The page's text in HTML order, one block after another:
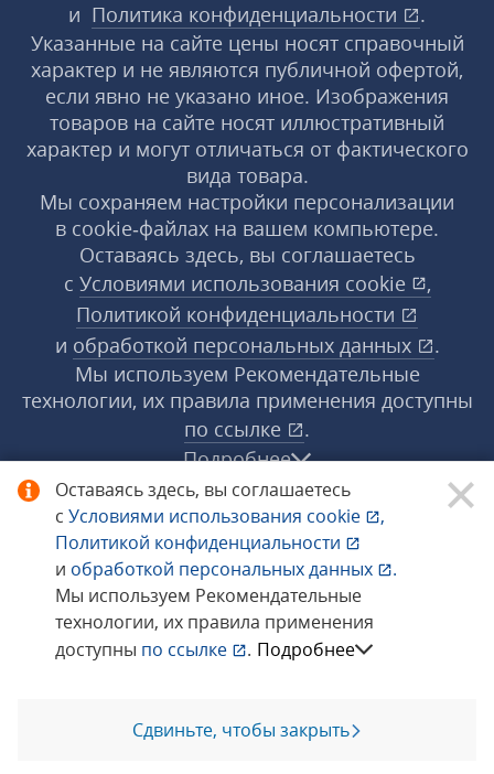
Оставаясь здесь, вы соглашаетесь
с Условиями использования cookie
,
Политикой конфиденциальности
и обработкой персональных данных
.
Мы используем Рекомендательные
технологии, их правила применения
доступны по ссылке . Подробнее
Сдвиньте, чтобы закрыть
и Политика конфиденциальности
.
Указанные на сайте цены носят справочный
характер и не являются публичной офертой,
если явно не указано иное. Изображения
товаров на сайте носят иллюстративный
характер и могут отличаться от фактического
вида товара.
Мы сохраняем настройки персонализации
в cookie‑файлах на вашем компьютере.
Оставаясь здесь, вы соглашаетесь
с Условиями использования cookie
,
Политикой конфиденциальности
и обработкой персональных данных
.
Мы используем Рекомендательные
технологии, их правила применения доступны
по ссылке
.
Подробнее
© 1998−2026 «1С‑Рарус» ®. Все права
защищены.
Сообщить об ошибке
Позвоните мне